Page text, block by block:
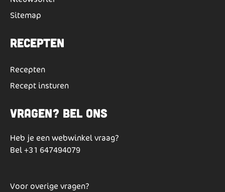
Sitemap
Recepten
Recepten
Recept insturen
Vragen? Bel ons
Heb je een webwinkel vraag?
Bel+31 647494079
Voor overige vragen?